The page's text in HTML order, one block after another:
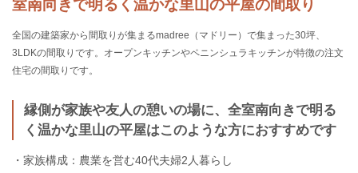
室南向きで明るく温かな里山の平屋の間取り
全国の建築家から間取りが集まるmadree（マドリー）で集まった30坪、
3LDKの間取りです。オープンキッチンやペニンシュラキッチンが特徴の注文
住宅の間取りです。
縁側が家族や友人の憩いの場に、全室南向きで明る
く温かな里山の平屋はこのような方におすすめです
・家族構成：農業を営む40代夫婦2人暮らし